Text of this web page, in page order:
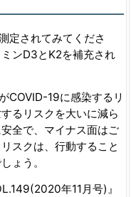
定されてみてくださ
ンD3とK2を補充され
COVID-19に感染するリ
るリスクを大いに減ら
全で、マイナス面はご
スクは、行動すること
ょう。
年11月号)』